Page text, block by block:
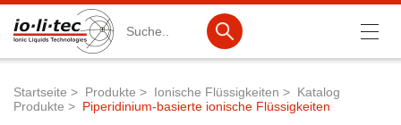
Pfadnavigation
Startseite Produkte Ionische Flüssigkeiten
Katalog
Produkte
Piperidinium-basierte ionische Flüssigkeiten